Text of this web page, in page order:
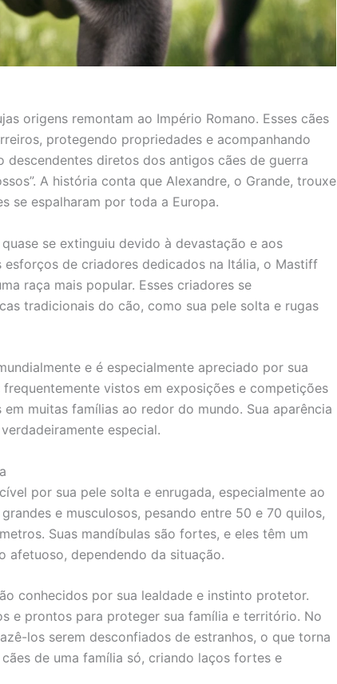
origens remontam ao Império Romano. Esses cães
protegendo propriedades e acompanhando
diretos dos antigos cães de guerra
A história conta que Alexandre, o Grande, trouxe
se espalharam por toda a Europa.
se extinguiu devido à devastação e aos
esforços de criadores dedicados na Itália, o Mastiff
raça mais popular. Esses criadores se
tradicionais do cão, como sua pele solta e rugas
e é especialmente apreciado por sua
vistos em exposições e competições
muitas famílias ao redor do mundo. Sua aparência
especial.
por sua pele solta e enrugada, especialmente ao
e musculosos, pesando entre 50 e 70 quilos,
Suas mandíbulas são fortes, e eles têm um
afetuoso, dependendo da situação.
conhecidos por sua lealdade e instinto protetor.
e prontos para proteger sua família e território. No
los serem desconfiados de estranhos, o que torna
de uma família só, criando laços fortes e